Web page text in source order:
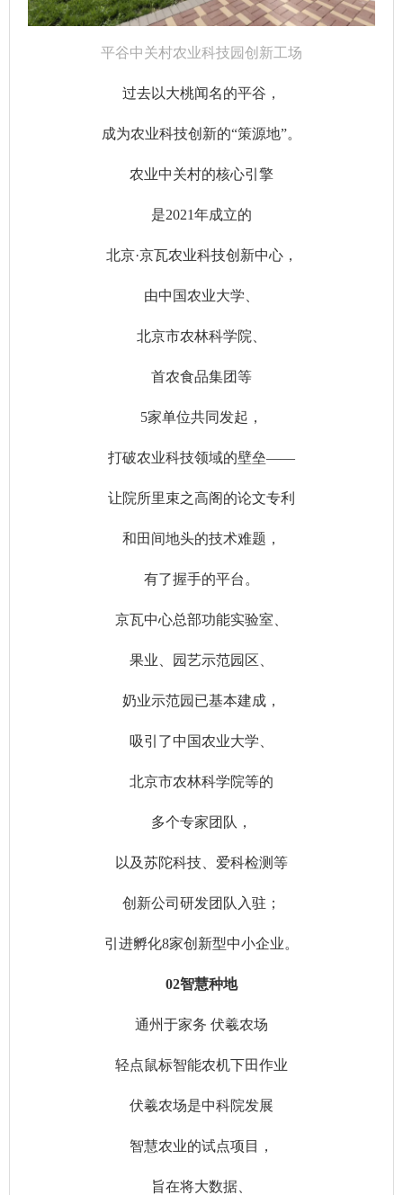
平谷中关村农业科技园创新工场
过去以大桃闻名的平谷，
成为农业科技创新的“策源地”。
农业中关村的核心引擎
是2021年成立的
北京·京瓦农业科技创新中心，
由中国农业大学、
北京市农林科学院、
首农食品集团等
5家单位共同发起，
打破农业科技领域的壁垒——
让院所里束之高阁的论文专利
和田间地头的技术难题，
有了握手的平台。
京瓦中心总部功能实验室、
果业、园艺示范园区、
奶业示范园已基本建成，
吸引了中国农业大学、
北京市农林科学院等的
多个专家团队，
以及苏陀科技、爱科检测等
创新公司研发团队入驻；
引进孵化8家创新型中小企业。
02智慧种地
通州于家务 伏羲农场
轻点鼠标智能农机下田作业
伏羲农场是中科院发展
智慧农业的试点项目，
旨在将大数据、